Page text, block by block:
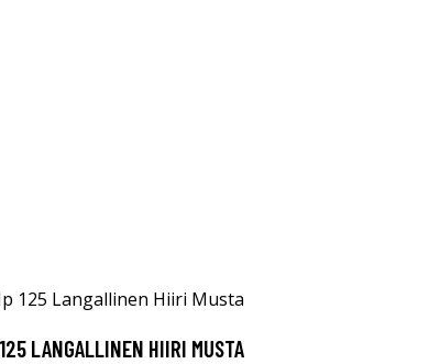
LANGALLINEN HIIRI MUSTA